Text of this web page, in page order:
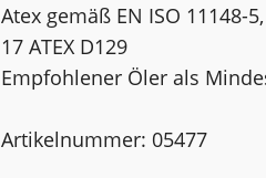
Atex gemäß EN ISO 11148-
17 ATEX D129
Empfohlener Öler als
Artikelnummer: 05477